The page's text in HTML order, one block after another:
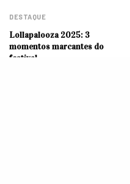
DESTAQUE
Lollapalooza 2025: 3
momentos marcantes do
festival